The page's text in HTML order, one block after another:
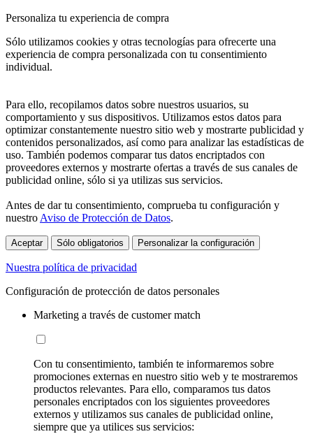
Personaliza tu experiencia de compra
Sólo utilizamos cookies y otras tecnologías para ofrecerte una
experiencia de compra personalizada con tu consentimiento
individual.
Para ello, recopilamos datos sobre nuestros usuarios, su
comportamiento y sus dispositivos. Utilizamos estos datos para
optimizar constantemente nuestro sitio web y mostrarte publicidad y
contenidos personalizados, así como para analizar las estadísticas de
uso. También podemos comparar tus datos encriptados con
proveedores externos y mostrarte ofertas a través de sus canales de
publicidad online, sólo si ya utilizas sus servicios.
Antes de dar tu consentimiento, comprueba tu configuración y
nuestroAviso de Protección de Datos.
Aceptar Sólo obligatorios Personalizar la configuración
Nuestra política de privacidad
Configuración de protección de datos personales
Marketing a través de customer match
Con tu consentimiento, también te informaremos sobre
promociones externas en nuestro sitio web y te mostraremos
productos relevantes. Para ello, comparamos tus datos
personales encriptados con los siguientes proveedores
externos y utilizamos sus canales de publicidad online,
siempre que ya utilices sus servicios: